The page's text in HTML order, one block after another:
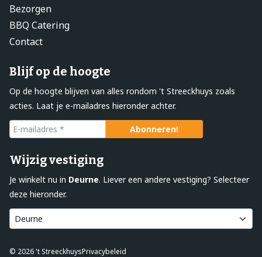
Bezorgen
BBQ Catering
Contact
Blijf op de hoogte
Op de hoogte blijven van alles rondom 't Streeckhuys zoals
acties. Laat je e-mailadres hieronder achter.
Wijzig vestiging
Je winkelt nu in Deurne. Liever een andere vestiging? Selecteer
deze hieronder.
© 2026 't StreeckhuysPrivacybeleid